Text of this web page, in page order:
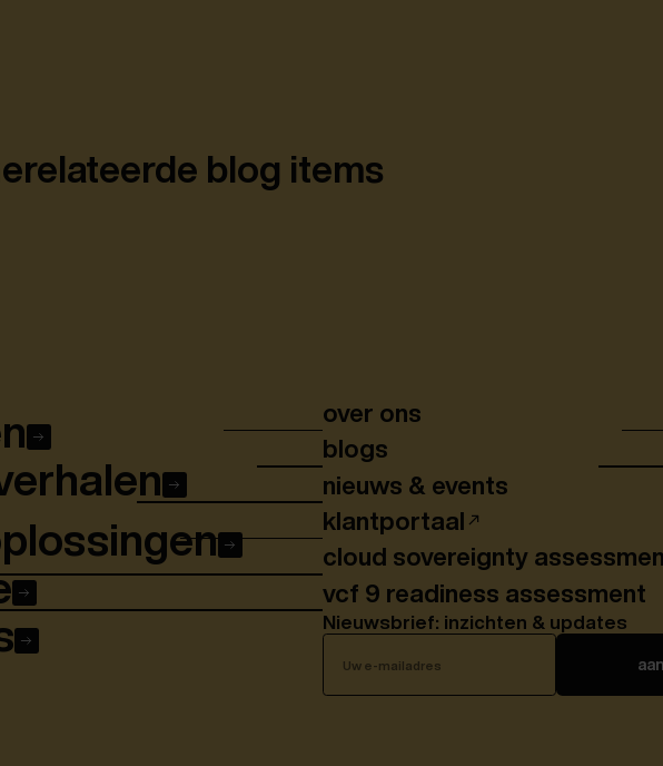
blog items
over ons
blogs
nieuws & events
klantportaal
cloud sovereignty
vcf 9 readiness assessment
Nieuwsbrief: inzichten & updates